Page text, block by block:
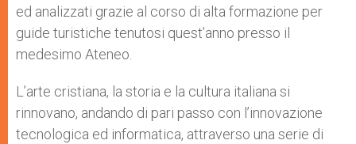
ed analizzati grazie al corso di alta formazione per
guide turistiche tenutosi quest’anno presso il
medesimo Ateneo.
L’arte cristiana, la storia e la cultura italiana si
rinnovano, andando di pari passo con l’innovazione
tecnologica ed informatica, attraverso una serie di